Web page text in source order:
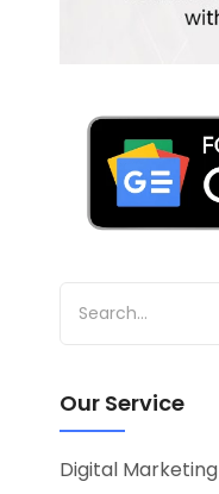
Our Service
Digital Marketing